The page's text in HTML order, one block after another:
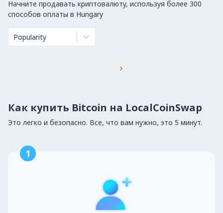
Начните продавать криптовалюту, используя более 300
способов оплаты в Hungary
Popularity

Как купить Bitcoin на LocalCoinSwap
Это легко и безопасно. Все, что вам нужно, это 5 минут.
1